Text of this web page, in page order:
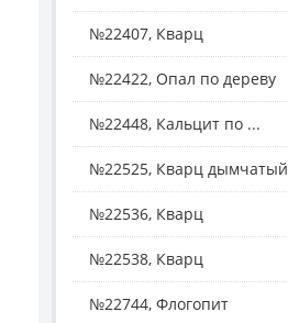
№22407, Кварц
№22422, Опал по дереву
№22448, Кальцит по ...
№22525, Кварц дымчатый
№22536, Кварц
№22538, Кварц
№22744, Флогопит